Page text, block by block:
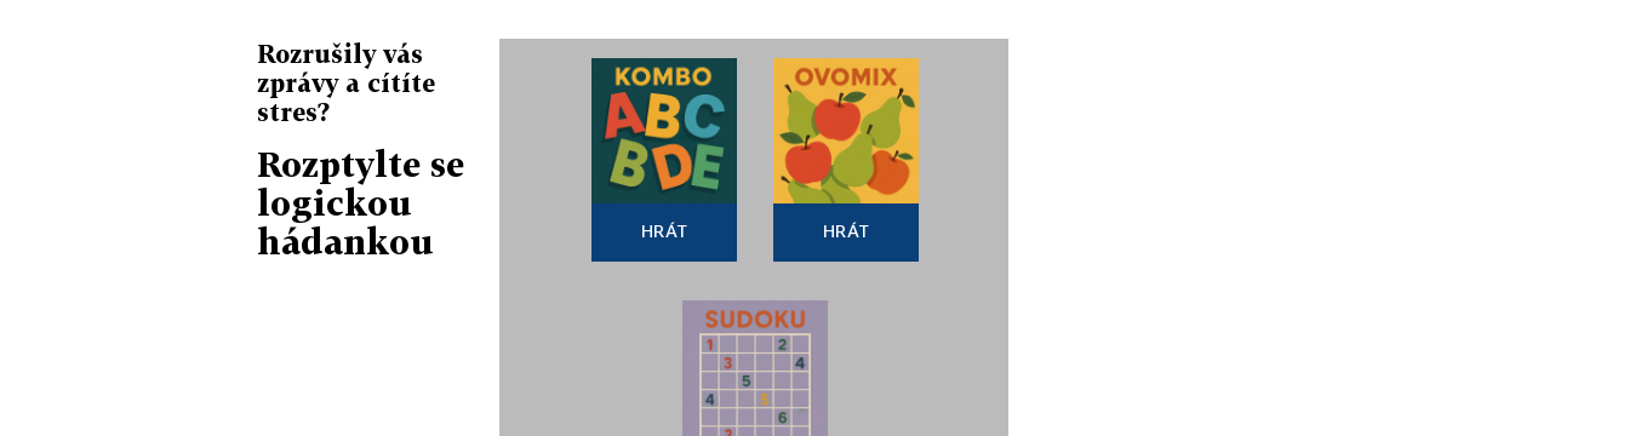
Rozrušily vás
zprávy a cítíte
stres?
Rozptylte se
logickou
hádankou
HRÁT HRÁT